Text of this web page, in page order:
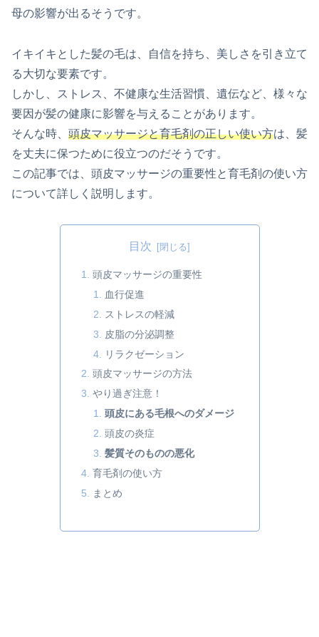
母の影響が出るそうです。
イキイキとした髪の毛は、自信を持ち、美しさを引き立て
る大切な要素です。
しかし、ストレス、不健康な生活習慣、遺伝など、様々な
要因が髪の健康に影響を与えることがあります。
そんな時、 頭皮マッサージと育毛剤の正しい使い方は、髪
を丈夫に保つために役立つのだそうです。
この記事では、頭皮マッサージの重要性と育毛剤の使い方
について詳しく説明します。
目次
頭皮マッサージの重要性
血行促進
ストレスの軽減
皮脂の分泌調整
リラクゼーション
頭皮マッサージの方法
やり過ぎ注意！
頭皮にある毛根へのダメージ
頭皮の炎症
髪質そのものの悪化
育毛剤の使い方
まとめ